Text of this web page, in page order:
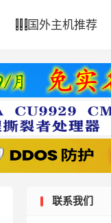
 国外主机推荐
联系我们